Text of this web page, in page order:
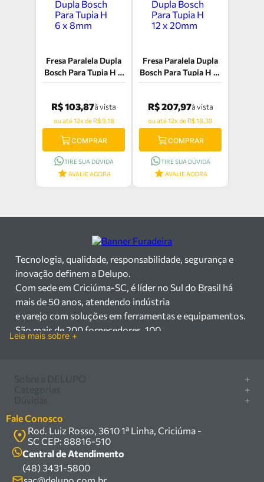
Fresa Paralela Dupla
Bosch Para Tupia H 6
x 8mm
R$ 103,87à vista
ou até 12x de R$ 9,18
COMPRAR
TIRE SUA DÚVIDA
AVALIE AGORA
Fresa Paralela Dupla
Bosch Para Tupia H 12
x 20mm
R$ 207,97à vista
ou até 12x de R$ 18,39
COMPRAR
TIRE SUA DÚVIDA
AVALIE AGORA
Tecnologia, qualidade, responsabilidade, segurança e
inovação definem a Delupo.
Com sede em Criciúma-SC, é líder no Sul do Brasil há
mais de 50 anos, atendendo indústria
e varejo com soluções em ferramentas e equipamentos.
São mais de 200 fornecedores, 100
equipamentos industriais no Sul do Brasil. Com sede em
Criciúma – SC, atendemos os
setores industrial e varejista com um amplo portfólio de
produtos à pronta entrega.
Trabalhamos com mais de 200 fornecedores parceiros e
um estoque com mais de
Leia mais sobre +
+
Marcas
Política de privacidade
Política de entrega
Termos e condições
+
Serra circular
Compressor
Caixa Organizadora
Carrinho Armazém
Kits
+
Como comprar
Central de ajuda
Troca, devolução e garantia
Fale Conosco
Rod. Luiz Rosso, 3610 1ª Linha, Criciúma -
SC CEP: 88816-510
Central de Atendimento
(48) 3431-5800